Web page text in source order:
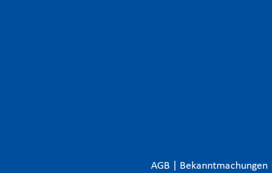
AGB
Bekanntmachungen